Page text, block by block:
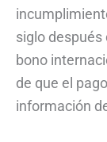
siglo después
bono
de que el
información